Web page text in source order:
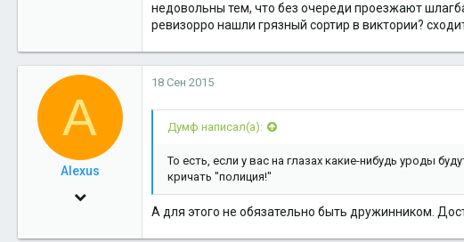
недовольны тем, что без очереди проезжают
ревизорро нашли грязный сортир в виктории?
A
Alexus
25 Авг 2009
18 Сен 2015
Думф написал(а):
То есть, если у вас на глазах какие-нибудь уроды
кричать "полиция!"
А для этого не обязательно быть дружинником.